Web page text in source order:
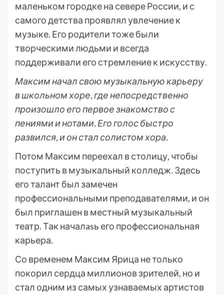
маленьком городке на севере России, и с
самого детства проявлял увлечение к
музыке. Его родители тоже были
творческими людьми и всегда
поддерживали его стремление к искусству.
Максим начал свою музыкальную карьеру
в школьном хоре, где непосредственно
произошло его первое знакомство с
пениями и нотами. Его голос быстро
развился, и он стал солистом хора.
Потом Максим переехал в столицу, чтобы
поступить в музыкальный колледж. Здесь
его талант был замечен
профессиональными преподавателями, и он
был приглашен в местный музыкальный
театр. Так началasь его профессиональная
карьера.
Со временем Максим Ярица не только
покорил сердца миллионов зрителей, но и
стал одним из самых узнаваемых артистов